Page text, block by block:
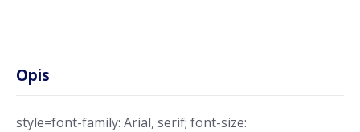
Opis
style=font-family: Arial, serif; font-size: